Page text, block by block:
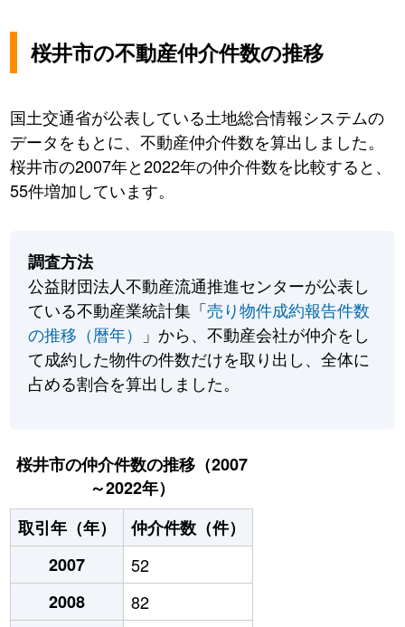
桜井市の不動産仲介件数の推移
国土交通省が公表している土地総合情報システムの
データをもとに、不動産仲介件数を算出しました。
桜井市の2007年と2022年の仲介件数を比較すると、
55件増加しています。
調査方法
公益財団法人不動産流通推進センターが公表し
ている不動産業統計集「売り物件成約報告件数
の推移（暦年）
」から、不動産会社が仲介をし
て成約した物件の件数だけを取り出し、全体に
占める割合を算出しました。
桜井市の仲介件数の推移（2007
～2022年）
取引年（年）
仲介件数（件）
2007
52
2008
82